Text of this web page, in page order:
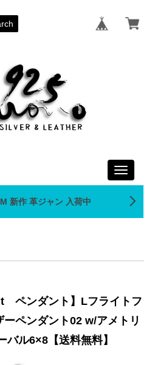
Toggle
新作 革ジャン 入荷中
ペンダント】Lフライトフ
ペンダント02 w/アメトリ
バル6×8【送料無料】